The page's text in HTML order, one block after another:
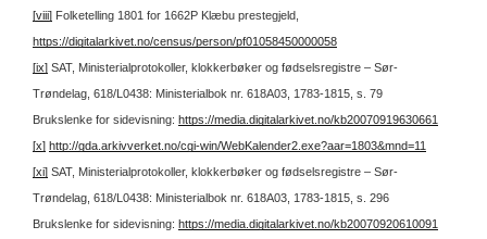
[viii] Folketelling 1801 for 1662P Klæbu prestegjeld,
https://digitalarkivet.no/census/person/pf01058450000058
[ix] SAT, Ministerialprotokoller, klokkerbøker og fødselsregistre – Sør-
Trøndelag, 618/L0438: Ministerialbok nr. 618A03, 1783-1815, s. 79
Brukslenke for sidevisning: https://media.digitalarkivet.no/kb20070919630661
[x] http://gda.arkivverket.no/cgi-win/WebKalender2.exe?aar=1803&mnd=11
[xi] SAT, Ministerialprotokoller, klokkerbøker og fødselsregistre – Sør-
Trøndelag, 618/L0438: Ministerialbok nr. 618A03, 1783-1815, s. 296
Brukslenke for sidevisning: https://media.digitalarkivet.no/kb20070920610091